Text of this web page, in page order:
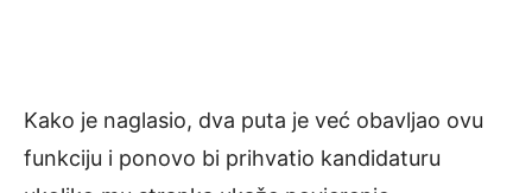
Kako je naglasio, dva puta je već obavljao ovu
funkciju i ponovo bi prihvatio kandidaturu